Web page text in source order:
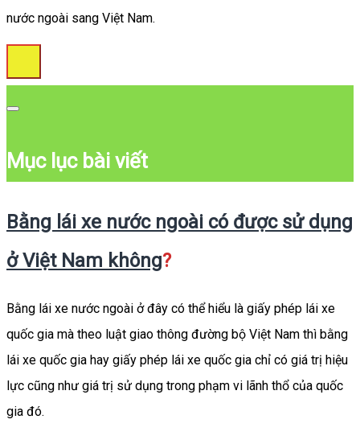
nước ngoài sang Việt Nam.
Mục lục bài viết
Bằng lái xe nước ngoài có được sử dụng
ở Việt Nam không?
Bằng lái xe nước ngoài ở đây có thể hiểu là giấy phép lái xe
quốc gia mà theo luật giao thông đường bộ Việt Nam thì bằng
lái xe quốc gia hay giấy phép lái xe quốc gia chỉ có giá trị hiệu
lực cũng như giá trị sử dụng trong phạm vi lãnh thổ của quốc
gia đó.